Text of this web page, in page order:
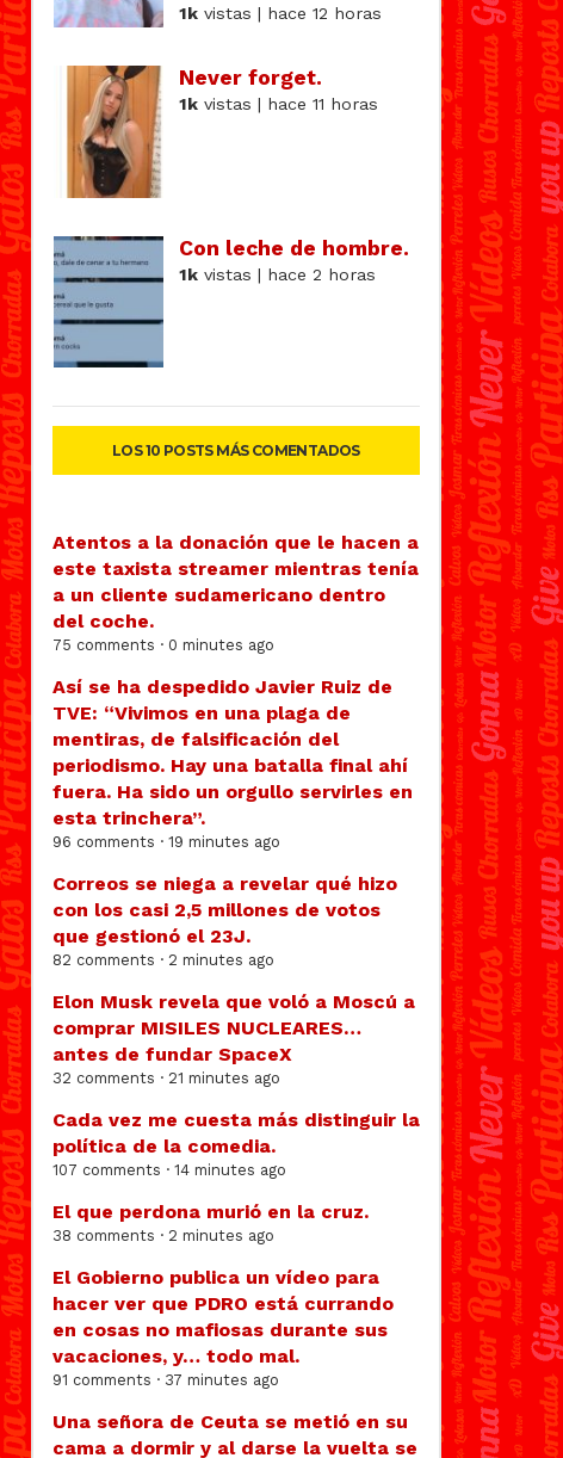
1kvistas | hace 12 horas
Never forget.
1kvistas | hace 11 horas
Con leche de hombre.
1kvistas | hace 2 horas
LOS 10 POSTS MÁS COMENTADOS
Atentos a la donación que le hacen a
este taxista streamer mientras tenía
a un cliente sudamericano dentro
del coche.
75 comments · 0 minutes ago
Así se ha despedido Javier Ruiz de
TVE: “Vivimos en una plaga de
mentiras, de falsificación del
periodismo. Hay una batalla final ahí
fuera. Ha sido un orgullo servirles en
esta trinchera”.
96 comments · 19 minutes ago
Correos se niega a revelar qué hizo
con los casi 2,5 millones de votos
que gestionó el 23J.
82 comments · 2 minutes ago
Elon Musk revela que voló a Moscú a
comprar MISILES NUCLEARES…
antes de fundar SpaceX
32 comments · 21 minutes ago
Cada vez me cuesta más distinguir la
política de la comedia.
107 comments · 14 minutes ago
El que perdona murió en la cruz.
38 comments · 2 minutes ago
El Gobierno publica un vídeo para
hacer ver que PDRO está currando
en cosas no mafiosas durante sus
vacaciones, y… todo mal.
91 comments · 37 minutes ago
Una señora de Ceuta se metió en su
cama a dormir y al darse la vuelta se